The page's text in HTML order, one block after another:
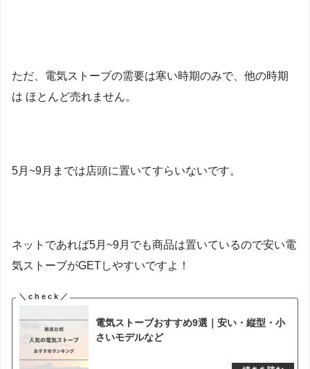
ただ、電気ストーブの需要は寒い時期のみで、他の時期
は ほとんど売れません。
5月~9月までは店頭に置いてすらいないです。
ネットであれば5月~9月でも商品は置いているので安い電
気ストーブがGETしやすいですよ！
電気ストーブおすすめ9選｜安い・縦型・小
さいモデルなど